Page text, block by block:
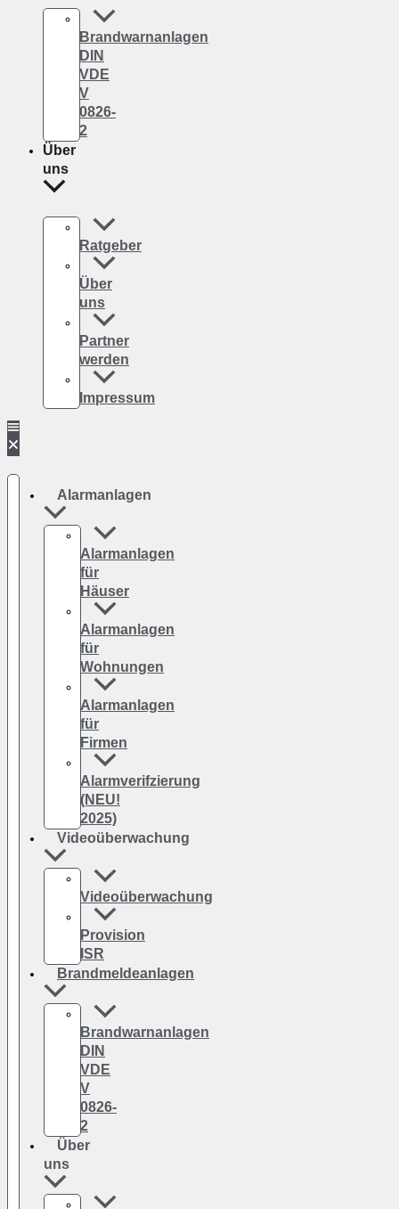
Brandwarnanlagen
DIN
VDE
V
0826-
2
Über
uns
Ratgeber
Über
uns
Partner
werden
Impressum
Alarmanlagen
Alarmanlagen
für
Häuser
Alarmanlagen
für
Wohnungen
Alarmanlagen
für
Firmen
Alarmverifzierung
(NEU!
2025)
Videoüberwachung
Videoüberwachung
Provision
ISR
Brandmeldeanlagen
Brandwarnanlagen
DIN
VDE
V
0826-
2
Über
uns